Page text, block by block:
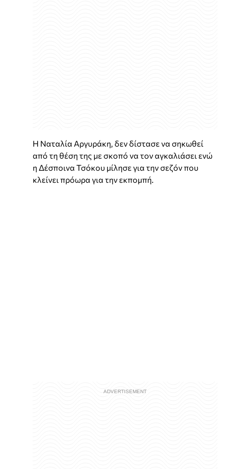
Η Ναταλία Αργυράκη, δεν δίστασε να σηκωθεί
από τη θέση της με σκοπό να τον αγκαλιάσει ενώ
η Δέσποινα Τσόκου μίλησε για την σεζόν που
κλείνει πρόωρα για την εκπομπή.